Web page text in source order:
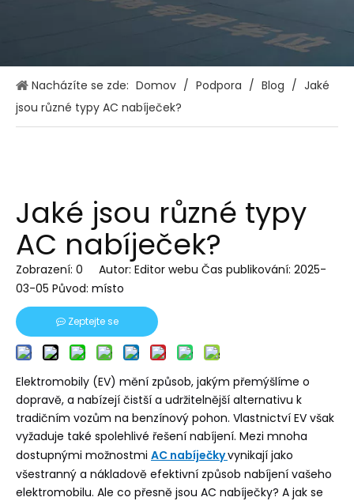
Nacházíte se zde: Domov / Podpora / Blog / Jaké
jsou různé typy AC nabíječek?
Jaké jsou různé typy
AC nabíječek?
Zobrazení: 0 Autor: Editor webu Čas publikování: 2025-
03-05 Původ: místo
Zeptejte se
Elektromobily (EV) mění způsob, jakým přemýšlíme o
dopravě, a nabízejí čistší a udržitelnější alternativu k
tradičním vozům na benzínový pohon. Vlastnictví EV však
vyžaduje také spolehlivé řešení nabíjení. Mezi mnoha
dostupnými možnostmi AC nabíječkyvynikají jako
všestranný a nákladově efektivní způsob nabíjení vašeho
elektromobilu. Ale co přesně jsou AC nabíječky? A jak se